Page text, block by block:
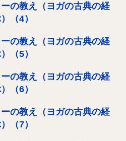
の教え（ヨガの古典の経
（4）
の教え（ヨガの古典の経
（5）
の教え（ヨガの古典の経
（6）
の教え（ヨガの古典の経
（7）